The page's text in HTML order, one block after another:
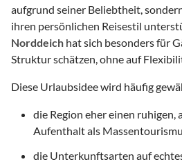
aufgrund seiner Beliebtheit,
ihren persönlichen Reisestil
Norddeich hat sich besonders für
Struktur schätzen, ohne auf
Diese Urlaubsidee wird häufig
die Region eher einen ruhigen,
Aufenthalt als
die Unterkunftsarten auf